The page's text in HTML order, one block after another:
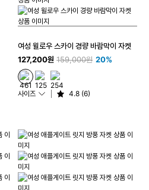
여성 윌로우 스카이 경량 바람막이 자켓
127,200원 159,000원 20%
사이즈 4.8 (6)